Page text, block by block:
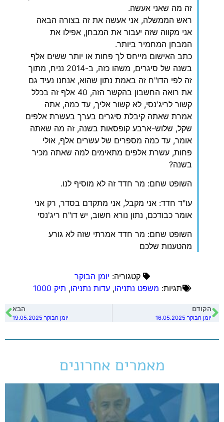
זה מה שאני אעשה.
ראש הממשלה, אני אעשה את זה בצורה הבאה
אני מקווה שזה יעבור את המבחן, אפילו את
המבחן המחמיר ביותר.
כתב האישום מייחס לך פחות או יותר ששים אלף
בשנה של סיגרים, משהו כזה, ב-2014 נניח, מתוך
זה לפי הדו"ח זה באמת נתון שהוא, אנחנו נעיד גם
את רואה החשבון בהקשר הזה, 40 אלף זה בכלל
קשור לריג'נסי, לא קשור אליך, עד כמה, אתה
אמרת שאתה קיבלת סיגרים בערך בעשרת אלפים
שקל, שלוש-ארבע קופסאות בשנה, זה מה שאתה
אומר, עד כמה מספרים של עשרים אלף, אולי
פחות, עשרת אלפים מתאימים למה שאתה מכיר
בשנה?
השופט שחם: מר חדד זה לא מוסיף לנו.
עו"ד חדד: אני מקבל, אני מתקדם בסדר, רק אני
אומר כבודכם, נתון נורא חשוב, יש דו"ח ריג'נסי
השופט שחם: מר חדד אמרתי שזה לא גורע
מהטענות שלכם
קטגוריה: יומן הבוקר
תגיות: משפט נתניהו,עדות נתניהו, תיק 1000
הקודם
יומן הבוקר 16.05.2025
הבא
יומן הבוקר 19.05.2025
מאמרים אחרונים